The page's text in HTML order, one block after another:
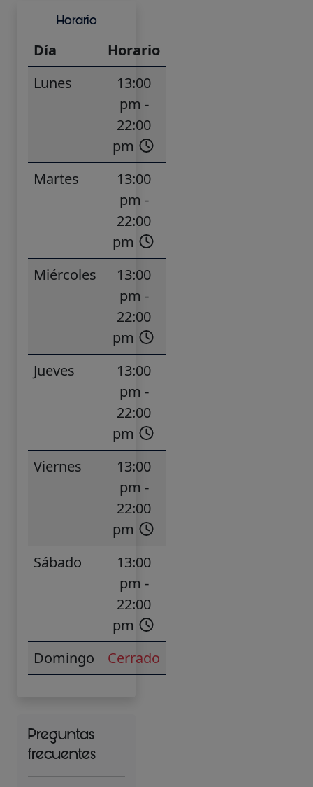
Horario
Día
Horario
Lunes
13:00
pm -
22:00
pm
Martes
13:00
pm -
22:00
pm
Miércoles
13:00
pm -
22:00
pm
Jueves
13:00
pm -
22:00
pm
Viernes
13:00
pm -
22:00
pm
Sábado
13:00
pm -
22:00
pm
Domingo
Cerrado
Preguntas
frecuentes